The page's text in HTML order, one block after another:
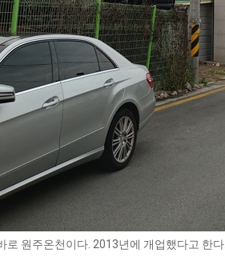
로 원주온천이다. 2013년에 개업했다고 한다.